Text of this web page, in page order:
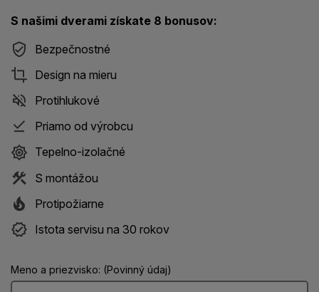
S našimi dverami získate 8 bonusov:
Bezpečnostné
Design na mieru
Protihlukové
Priamo od výrobcu
Tepelno-izolačné
S montážou
Protipožiarne
Istota servisu na 30 rokov
Meno a priezvisko: (Povinný údaj)